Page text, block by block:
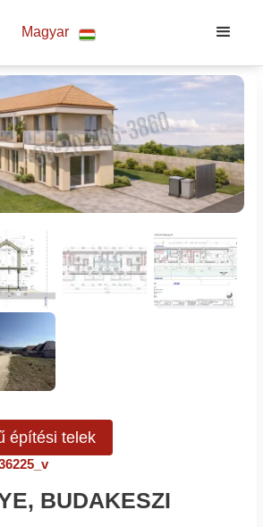
Magyar
építési telek
BUDAKESZI